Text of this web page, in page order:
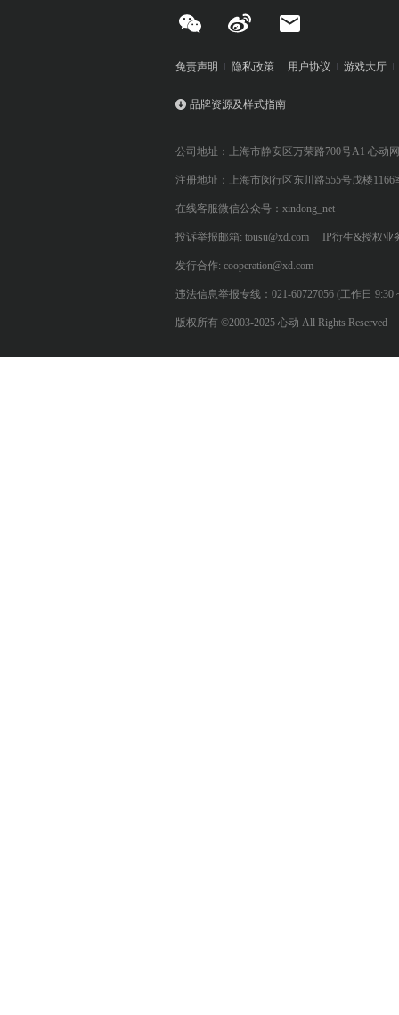
免责声明 隐私政策 用户协议 游戏大厅
品牌资源及样式指南
公司地址：上海市静安区万荣路700号A1 心动
注册地址：上海市闵行区东川路555号戊楼1166
在线客服微信公众号：xindong_net
投诉举报邮箱: tousu@xd.com IP衍生&授权业
发行合作: cooperation@xd.com
违法信息举报专线：021-60727056 (工作日 9:30
版权所有 ©2003-2025 心动 All Rights Reserved